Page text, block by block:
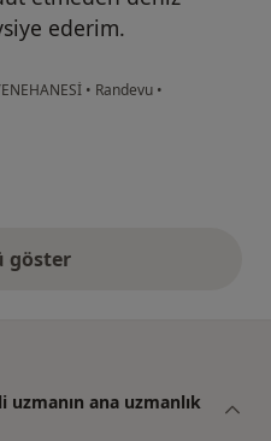
ederim.
• Randevu •
göster
yukarıdaki görüşler
ana uzmanlık